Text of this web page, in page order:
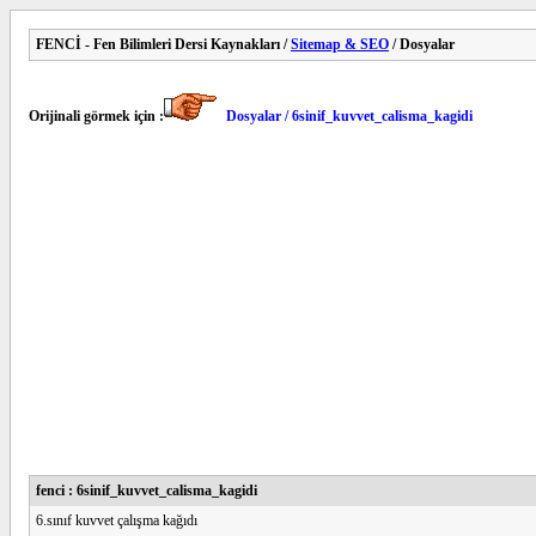
FENCİ - Fen Bilimleri Dersi Kaynakları /Sitemap & SEO / Dosyalar
Orijinali görmek için : Dosyalar / 6sinif_kuvvet_calisma_kagidi
fenci : 6sinif_kuvvet_calisma_kagidi
6.sınıf kuvvet çalışma kağıdı